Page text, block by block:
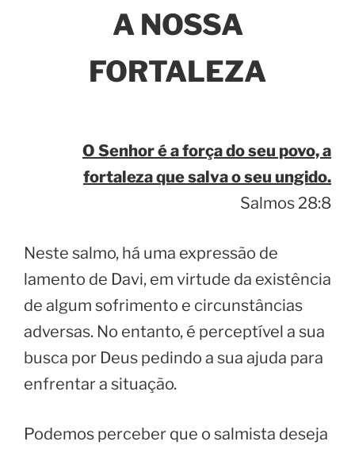
A NOSSA
FORTALEZA
O Senhor é a força do seu povo, a
fortaleza que salva o seu ungido.
Salmos 28:8
Neste salmo, há uma expressão de
lamento de Davi, em virtude da existência
de algum sofrimento e circunstâncias
adversas. No entanto, é perceptível a sua
busca por Deus pedindo a sua ajuda para
enfrentar a situação.
Podemos perceber que o salmista deseja